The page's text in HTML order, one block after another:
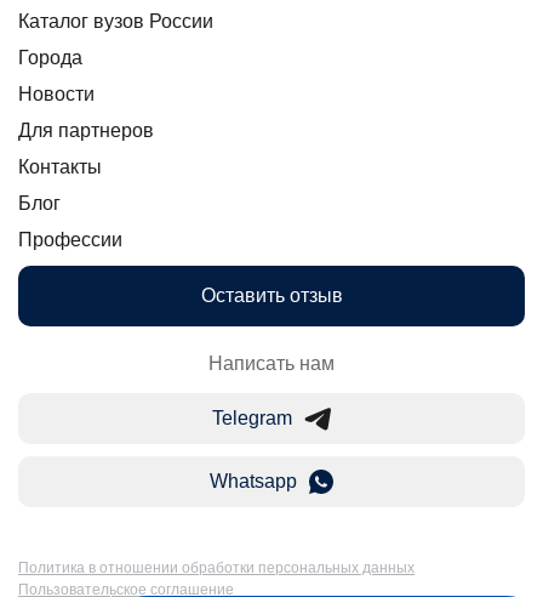
Каталог вузов России
Города
Новости
Для партнеров
Контакты
Блог
Профессии
Оставить отзыв
Написать нам
Telegram
Whatsapp
Политика в отношении обработки персональных данных
Пользовательское соглашение